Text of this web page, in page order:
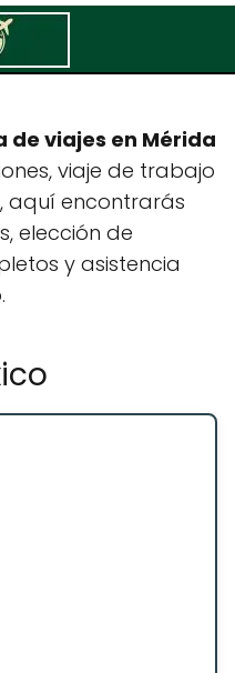
de viajes en Mérida
viaje de trabajo
encontrarás
elección de
y asistencia